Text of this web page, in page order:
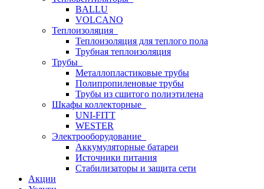
BALLU
VOLCANO
Теплоизоляция
Теплоизоляция для теплого пола
Трубная теплоизоляция
Трубы
Металлопластиковые трубы
Полипропиленовые трубы
Трубы из сшитого полиэтилена
Шкафы коллекторные
UNI-FITT
WESTER
Электрооборудование
Аккумуляторные батареи
Источники питания
Стабилизаторы и защита сети
Акции